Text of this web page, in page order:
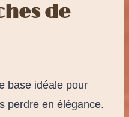
de
base idéale pour
perdre en élégance.